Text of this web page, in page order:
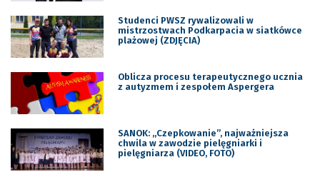
Studenci PWSZ rywalizowali w
mistrzostwach Podkarpacia w siatkówce
plażowej (ZDJĘCIA)
Oblicza procesu terapeutycznego ucznia
z autyzmem i zespołem Aspergera
SANOK: „Czepkowanie”, najważniejsza
chwila w zawodzie pielęgniarki i
pielęgniarza (VIDEO, FOTO)